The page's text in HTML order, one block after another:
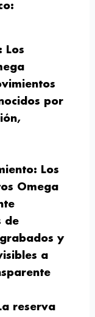
: Los
por
: Los
Omega
de
y
a
reserva